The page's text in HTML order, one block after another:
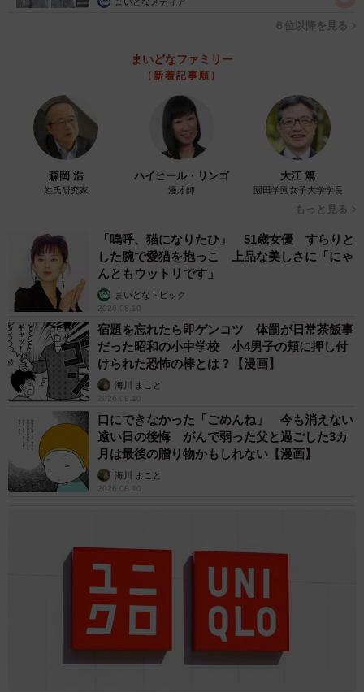
◆木下雅子（きのした・まさこ） 行政書士、心理カウン
主業務として活動。「法」と「心」の両面から、お客様を
支えている。
６位以降を見る
まいどなファミリー
（新着記事順）
森岡 浩
姓氏研究家
ハイヒール・リンゴ
漫才師
大江 篤
園田学園女子大学学長
もっと見る
「嗚呼、猫になりたひ」 51歳女優 すらりと
した腕で愛猫を抱っこ 上品な美しさに「にゃ
んともウットリです」
まいどなトピック
2026.08.10
宿題を忘れたら即ゲンコツ 体罰が日常茶飯事
だった昭和の小中学校 小4男子の頬に押し付
けられた恐怖の棒とは？【漫画】
海川 まこと
2026.08.10
口にできなかった「ごめんね」 今も消えない
遠い日の後悔 がんで弱った父と過ごした3カ
月は最後の贈り物かもしれない【漫画】
海川 まこと
2026.08.10